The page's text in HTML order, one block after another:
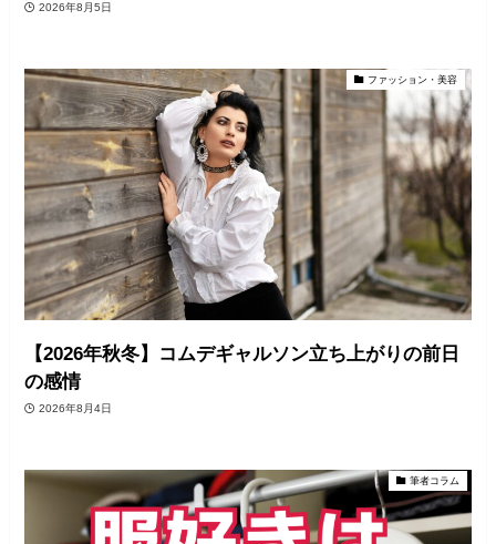
2026年8月5日
ファッション・美容
【2026年秋冬】コムデギャルソン立ち上がりの前日
の感情
2026年8月4日
筆者コラム